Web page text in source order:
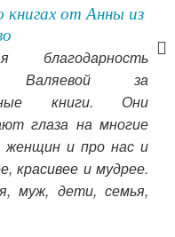
от Анны из
благодарность
Валяевой за
книги. Они
глаза на многие
женщин и про нас и
красивее и мудрее.
муж, дети, семья,